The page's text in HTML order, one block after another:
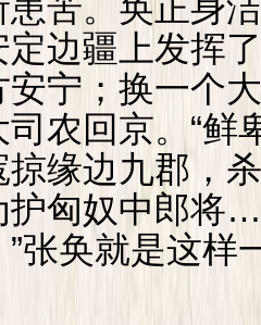
苦。奂正身
边疆上发挥
宁；换一个
农回京。“鲜
缘边九郡，
护匈奴中郎将
”张奂就是这样